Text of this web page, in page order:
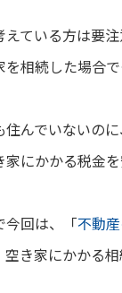
えている方は要注
を相続した場合
住んでいないの
家にかかる税金
回は、 「不動
空き家にかかる